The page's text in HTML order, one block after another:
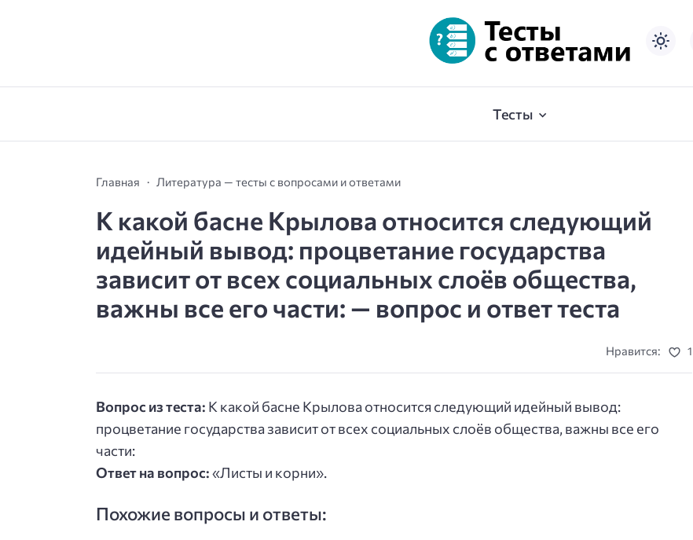
Тесты
Главная Литература — тесты с вопросами и ответами
К какой басне Крылова относится следующий
идейный вывод: процветание государства
зависит от всех социальных слоёв общества,
важны все его части: — вопрос и ответ теста
Нравится: 1
Вопрос из теста: К какой басне Крылова относится следующий идейный вывод:
процветание государства зависит от всех социальных слоёв общества, важны все его
части:
Ответ на вопрос:«Листы и корни».
Похожие вопросы и ответы: